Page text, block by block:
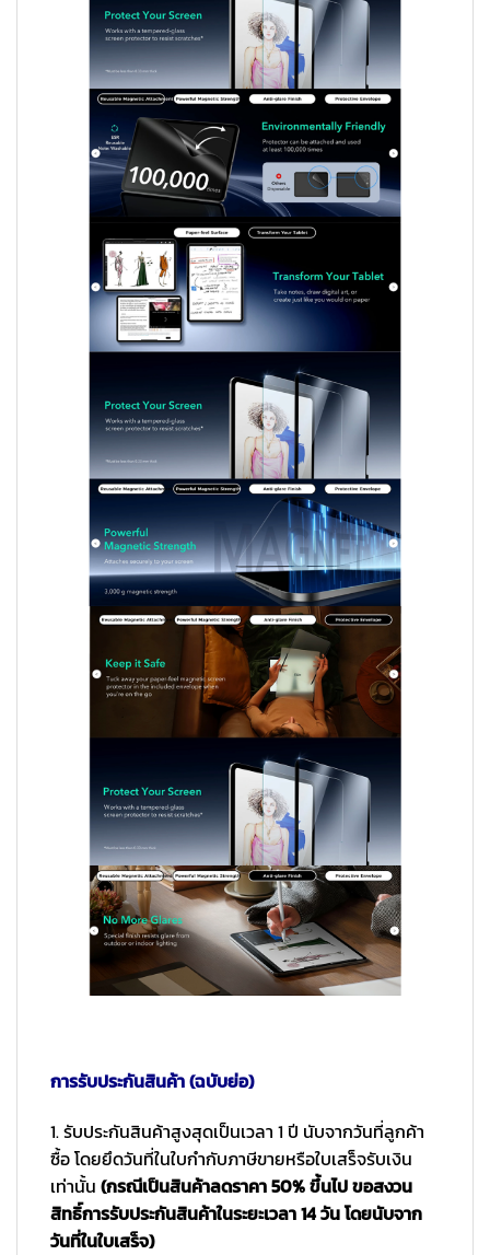
การรับประกันสินค้า (ฉบับย่อ)
1. รับประกันสินค้าสูงสุดเป็นเวลา 1 ปี นับจากวันที่ลูกค้า
ซื้อ โดยยึดวันที่ในใบกำกับภาษีขายหรือใบเสร็จรับเงิน
เท่านั้น (กรณีเป็นสินค้าลดราคา 50% ขึ้นไป ขอสงวน
สิทธิ์การรับประกันสินค้าในระยะเวลา 14 วัน โดยนับจาก
วันที่ในใบเสร็จ)